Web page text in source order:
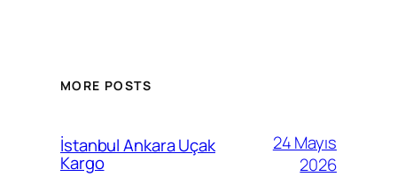
MORE POSTS
İstanbul Ankara Uçak
Kargo
24 Mayıs
2026